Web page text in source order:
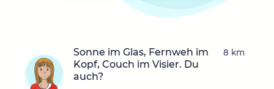
Sonne im Glas, Fernweh im
Kopf, Couch im Visier. Du
auch?
8 km